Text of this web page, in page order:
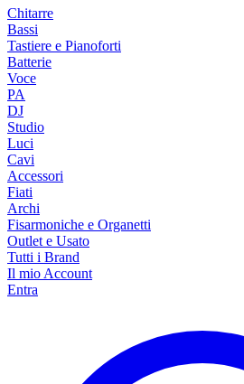
Chitarre
Bassi
Tastiere e Pianoforti
Batterie
Voce
PA
DJ
Studio
Luci
Cavi
Accessori
Fiati
Archi
Fisarmoniche e Organetti
Outlet e Usato
Tutti i Brand
Il mio Account
Entra